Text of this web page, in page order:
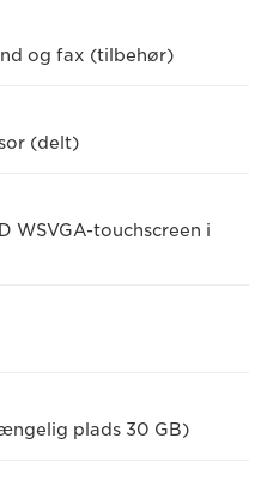
og fax (tilbehør)
(delt)
WSVGA-touchscreen i
plads 30 GB)